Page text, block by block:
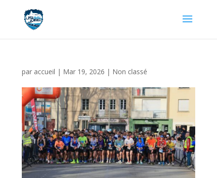
par accueil | Mar 19, 2026 | Non classé